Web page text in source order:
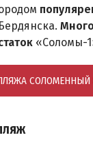
«Соломы-
СОЛОМЕННЫЙ